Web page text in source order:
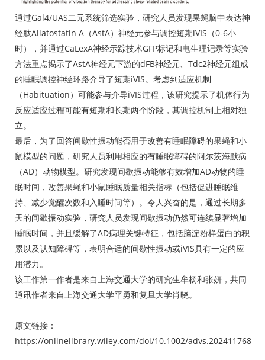
通过Gal4/UAS二元系统筛选实验，研究人员发现果蝇脑中表达神
经肽Allatostatin A（AstA）神经元参与调控短期iVIS（0-6小
时），并通过CaLexA神经示踪技术GFP标记和电生理记录等实验
方法重点揭示了AstA神经元下游的dFB神经元、Tdc2神经元组成
的睡眠调控神经环路介导了短期iVIS。考虑到适应机制
（Habituation）可能参与介导iVIS过程，该研究提示了机体行为
反应适应过程可能有短期和长期两个阶段，其调控机制上相对独
立。
最后，为了回答间歇性振动能否用于改善有睡眠障碍的果蝇和小
鼠模型的问题，研究人员利用相应的有睡眠障碍的阿尔茨海默病
（AD）动物模型。研究发现间歇振动能够有效增加AD动物的睡
眠时间，改善果蝇和小鼠睡眠质量相关指标（包括促进睡眠维
持、减少觉醒次数和入睡时间等）。令人兴奋的是，通过长期多
天的间歇振动实验，研究人员发现间歇振动仍然可连续显著增加
睡眠时间，并且缓解了AD病理关键特征，包括脑淀粉样蛋白的积
累以及认知障碍等，表明合适的间歇性振动或iVIS具有一定的应
用潜力。
该工作第一作者是来自上海交通大学的研究生牟杨和张妍，共同
通讯作者来自上海交通大学平勇和复旦大学肖晓。
原文链接：
https://onlinelibrary.wiley.com/doi/10.1002/advs.202411768